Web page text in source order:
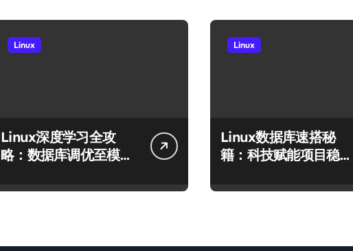
Linux
Linux深度学习全攻
略：数据库调优至模型
Linux
Linux数据库速搭秘
籍：科技赋能项目稳定